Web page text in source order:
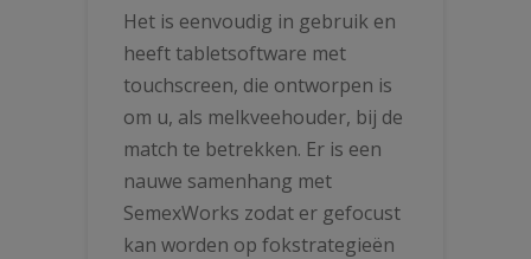
Het is eenvoudig in gebruik en
heeft tabletsoftware met
touchscreen, die ontworpen is
om u, als melkveehouder, bij de
match te betrekken. Er is een
nauwe samenhang met
SemexWorks zodat er gefocust
kan worden op fokstrategieën